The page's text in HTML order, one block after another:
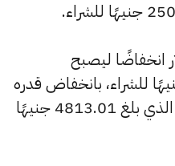
انخفاضًا ليصبح
جنيهًا للبيع و0 جنيهًا للشراء، بانخفاض قدره
0 جنيهات عن السعر السابق الذي بلغ 4813.01 جنيهًا